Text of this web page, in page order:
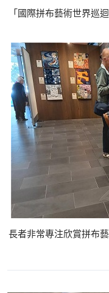
「國際拼布藝術世界巡
長者非常專注欣賞拼布